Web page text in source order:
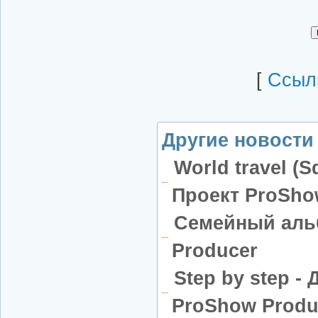
[
Другие
World travel
Проект
Семейный
Producer
Step by step -
ProShow